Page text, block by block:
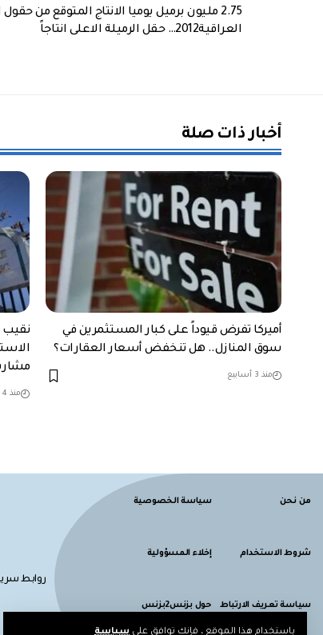
باستخدام هذا الموقع ، فإنك توافق على سياسة
2.75 مليون برميل يوميا الانتاج المتوقع من
العراقية2012… حقل الرميلة الاعلى انتاجاً
أخبار ذات صلة
أميركا تفرض قيوداً على كبار المستثمرين في
سوق المنازل.. هل تنخفض أسعار العقارات؟
منذ 3 أسابيع
نقيب
منذ 4 أسابيع
من نحن سياسة الخصوصية
شروط الاستخدام إخلاء المسؤولية
سياسة تعريف الارتباط حول بزنس2بزنس
روابط